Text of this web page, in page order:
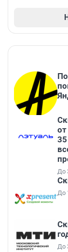
До
До
До